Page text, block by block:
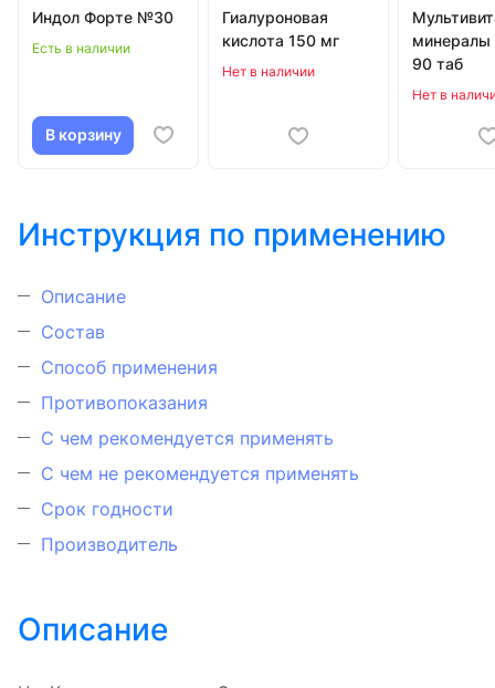
Индол Форте №30
Есть в наличии
В корзину
Гиалуроновая
кислота 150 мг
Нет в наличии
минералы
90 таб
Нет в
Инструкция по применению
Описание
Состав
Способ применения
Противопоказания
С чем рекомендуется применять
С чем не рекомендуется применять
Срок годности
Производитель
Описание